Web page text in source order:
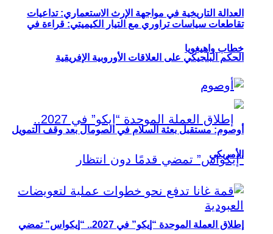
العدالة التاريخية في مواجهة الإرث الاستعماري: تداعيات
الحكم البلجيكي على العلاقات الأوروبية الإفريقية
إطلاق العملة الموحدة “إيكو” في 2027.. “إيكواس” تمضي
تقاطعات سياسات تراوري مع التيار الكيميتي: قراءة في
خطاب واهيغويا
أوصوم: مستقبل بعثة السلام في الصومال بعد وقف التمويل
الأمريكي